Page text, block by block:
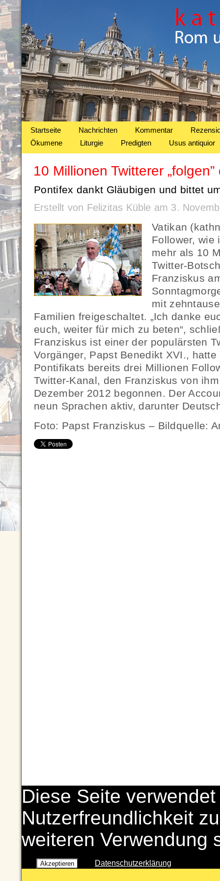
Startseite Nachrichten Kommentar
Ökumene
Liturgie Predigten Usus antiquior
10 Millionen Twitterer
Pontifex dankt Gläubigen und bittet
Erstellt von Felizitas Küble am 3.
Vatikan
Follower, wie
mehr als 10
Twitter-
Franziskus
mit
Familien freigeschaltet. „Ich danke
euch, weiter für mich zu beten“,
Franziskus ist einer der populärsten
Vorgänger, Papst Benedikt XVI.,
Pontifikats bereits drei Millionen
Twitter-Kanal, den Franziskus von
Dezember 2012 begonnen. Der
neun Sprachen aktiv, darunter
Foto: Papst Franziskus – Bildquelle:
Diese Seite
Nutzerfreundlichkeit
weiteren Verwendung
Akzeptieren Datenschutzerklärung